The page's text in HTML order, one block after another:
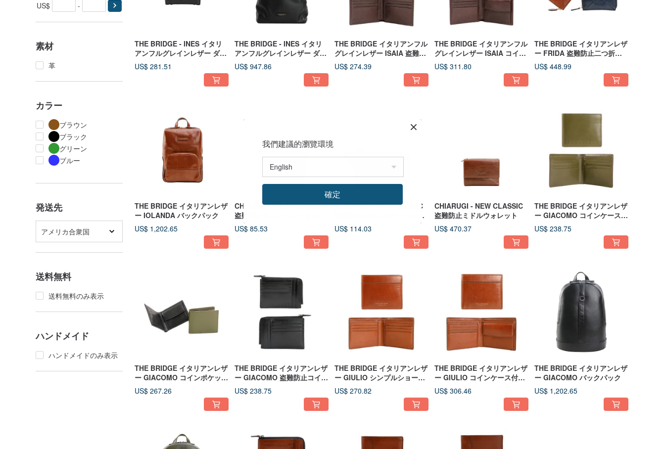
US$
-
素材
革
カラー
ブラウン
ブラック
グリーン
ブルー
発送先
アメリカ合衆国
送料無料
送料無料のみ表示
ハンドメイド
ハンドメイドのみ表示
THE BRIDGE - INES イタリ
アンフルグレインレザー ダブ
ルジップ盗難防止ショートウ
ォレット
US$ 281.51
THE BRIDGE - INES イタリ
アンフルグレインレザー ダブ
ルジッパーバックパック
US$ 947.86
THE BRIDGE イタリアンフル
グレインレザー ISAIA 盗難防
止二つ折り財布
US$ 274.39
THE BRIDGE イタリアンフル
グレインレザー ISAIA コイン
ポケット付きスキミング防止
二つ折り財布
US$ 311.80
THE BRIDGE イタリアンレザ
ー FRIDA 盗難防止二つ折り
財布
US$ 448.99
THE BRIDGE イタリアンレザ
ー IOLANDA バックパック
US$ 1,202.65
CHIARUGI - NEW CLASSIC
盗難防止ミニカードウォレッ
ト
US$ 85.53
CHIARUGI - NEW CLASSIC
盗難防止コイン＆カードケー
ス
US$ 114.03
CHIARUGI - NEW CLASSIC
盗難防止ミドルウォレット
US$ 470.37
THE BRIDGE イタリアンレザ
ー GIACOMO コインケース付
き RFID保護二つ折り財布
US$ 238.75
THE BRIDGE イタリアンレザ
ー GIACOMO コインポケット
付き 盗難防止二つ折り財布
US$ 267.26
THE BRIDGE イタリアンレザ
ー GIACOMO 盗難防止コイン
カードケース
US$ 238.75
THE BRIDGE イタリアンレザ
ー GIULIO シンプルショート
ウォレット
US$ 270.82
THE BRIDGE イタリアンレザ
ー GIULIO コインケース付き
盗難防止二つ折り財布
US$ 306.46
THE BRIDGE イタリアンレザ
ー GIACOMO バックパック
US$ 1,202.65
我們建議的瀏覽環境
確定